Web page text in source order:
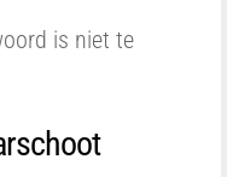
is niet te